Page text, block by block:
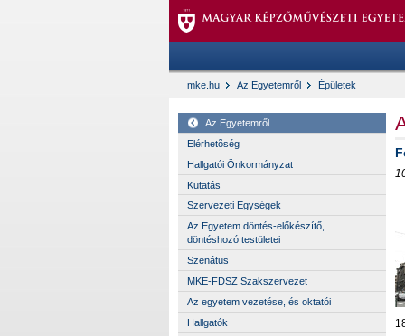
mke.hu Az Egyetemről Épületek
Az Egyetemről
Elérhetõség
Hallgatói Önkormányzat
Kutatás
Szervezeti Egységek
Az Egyetem döntés-előkészítő,
döntéshozó testületei
Szenátus
MKE-FDSZ Szakszervezet
Az egyetem vezetése, és oktatói
Hallgatók